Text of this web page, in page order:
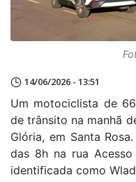
14/06/2026 - 13:51
Um motociclista de
de trânsito na manhã
Glória, em Santa
das 8h na rua
identificada como